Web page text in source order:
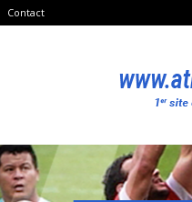
Contact